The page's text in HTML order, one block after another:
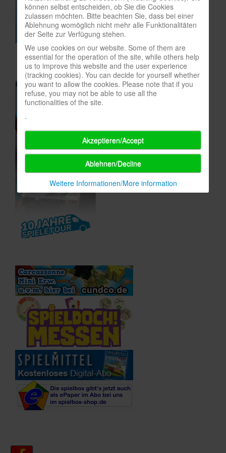
In eigener Sache-On our own behalf
Archivierte Meldungen-News archive
können selbst entscheiden, ob Sie die Cookies
zulassen möchten. Bitte beachten Sie, dass bei einer
Ablehnung womöglich nicht mehr alle Funktionalitäten
der Seite zur Verfügung stehen.
We use cookies on our website. Some of them are
essential for the operation of the site, while others help
us to improve this website and the user experience
(tracking cookies). You can decide for yourself whether
you want to allow the cookies. Please note that if you
refuse, you may not be able to use all the
functionalities of the site.
.
Akzeptieren/Accept
Ablehnen/Decline
Weitere Informationen/More information